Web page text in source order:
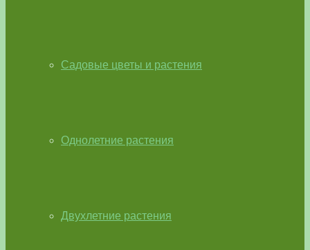
Садовые цветы и растения
Однолетние растения
Двухлетние растения